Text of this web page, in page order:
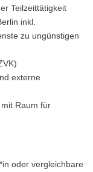
Teilzeittätigkeit
inkl.
zu ungünstigen
externe
Raum für
oder vergleichbare